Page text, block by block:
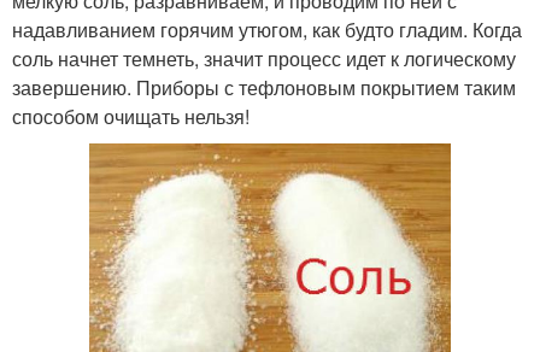
надавливанием горячим утюгом, как будто гладим. Когда
соль начнет темнеть, значит процесс идет к логическому
завершению. Приборы с тефлоновым покрытием таким
способом очищать нельзя!